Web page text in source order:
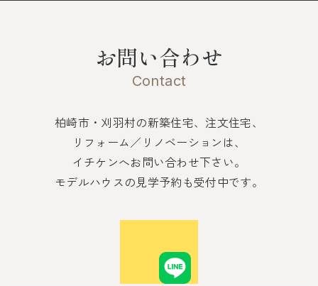
お問い合わせ
Contact
柏崎市・刈羽村の新築住宅、注文住宅、
リフォーム／リノベーションは、
イチケンへお問い合わせ下さい。
モデルハウスの見学予約も受付中です。